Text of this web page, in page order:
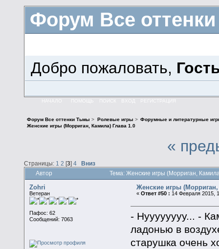
Форум Все
Добро пожаловать,
НАЧАЛО ПОМОЩЬ ВХОД РЕГИСТРАЦИЯ
Форум Все оттенки Тьмы > Ролевые игры > Форумные и литературные
Женские игры (Морриган, Камила) Глава 1.0
«
Страницы: 1 2 [3] 4 Вниз
Автор Тема: Женские игры (Морриган,
Zohri
Ветеран
Пафос: 62
Сообщений: 7063
Женские игры
«Ответ #50 : 14 Февраля 2015,
- Нуууууууу... -
ладонью в
старушка очень